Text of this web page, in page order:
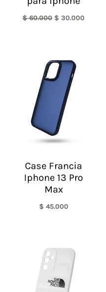
$60.000 $ 30.000
Case Francia
Iphone 13 Pro
Max
$ 45.000